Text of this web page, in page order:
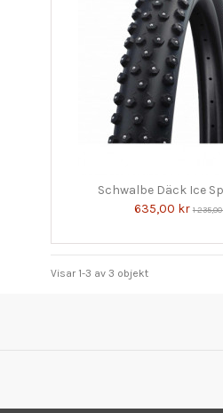
Schwalbe Däck Ice
635,00 kr1
Visar 1-3 av 3 objekt